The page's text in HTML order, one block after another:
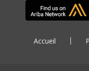
Accueil